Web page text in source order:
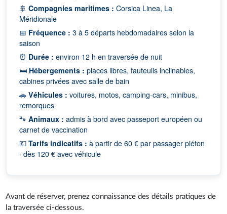
🚢Compagnies maritimes : Corsica Linea, La
Méridionale
📅 Fréquence : 3 à 5 départs hebdomadaires selon la
saison
⏰ Durée : environ 12 h en traversée de nuit
🛏️ Hébergements : places libres, fauteuils inclinables,
cabines privées avec salle de bain
🚗Véhicules : voitures, motos, camping-cars, minibus,
remorques
🐾Animaux : admis à bord avec passeport européen ou
carnet de vaccination
💶Tarifs indicatifs : à partir de 60 € par passager piéton
· dès 120 € avec véhicule
Avant de réserver, prenez connaissance des détails pratiques de
la traversée ci-dessous.